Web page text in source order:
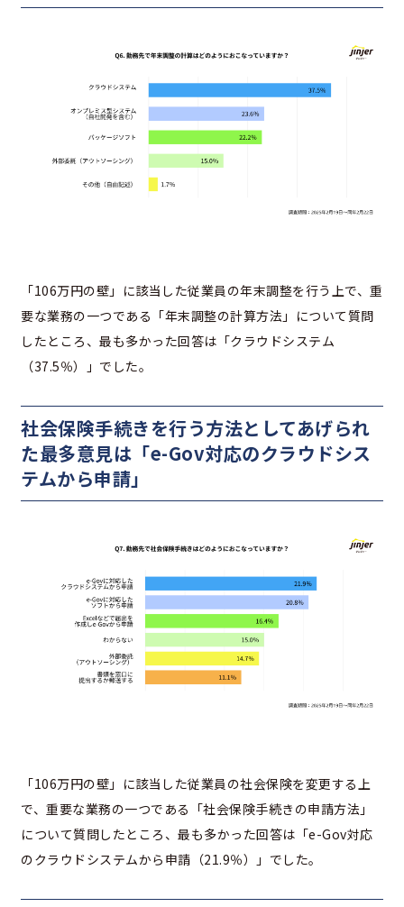
「106万円の壁」に該当した従業員の年末調整を行う上で、重
要な業務の一つである「年末調整の計算方法」について質問
したところ、最も多かった回答は「クラウドシステム
（37.5％）」でした。
社会保険手続きを行う方法としてあげられ
た最多意見は「e-Gov対応のクラウドシス
テムから申請」
「106万円の壁」に該当した従業員の社会保険を変更する上
で、重要な業務の一つである「社会保険手続きの申請方法」
について質問したところ、最も多かった回答は「e-Gov対応
のクラウドシステムから申請（21.9％）」でした。